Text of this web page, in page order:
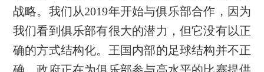
战略。我们从2019年开始与俱乐部合作，因为
我们看到俱乐部有很大的潜力，但它没有以正
确的方式结构化。王国内部的足球结构并不正